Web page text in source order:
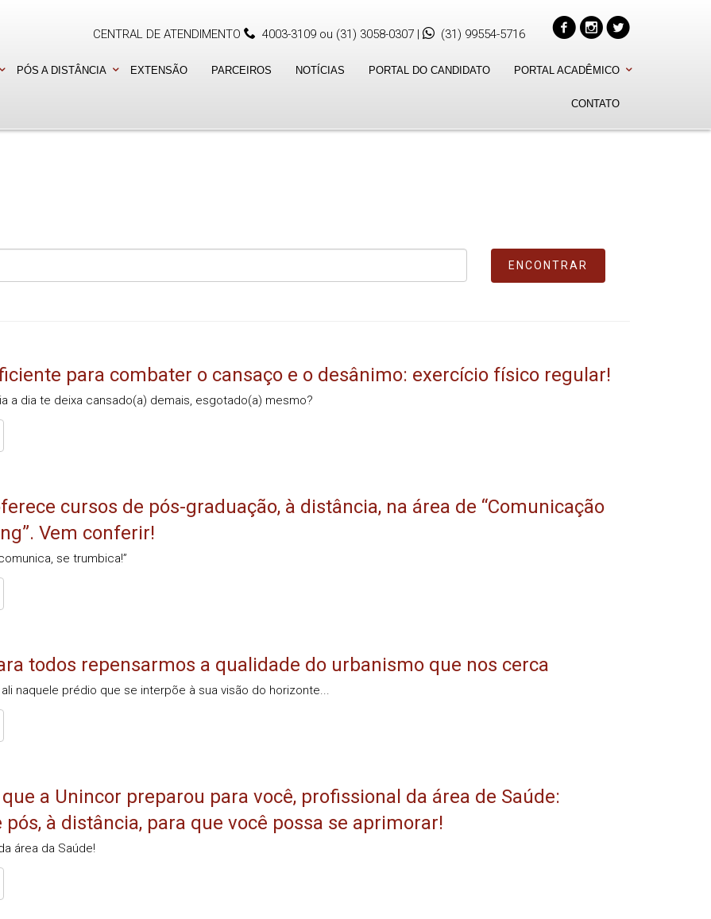
CENTRAL DE ATENDIMENTO 4003-3109 ou (31) 3058-0307 | (31) 99554-5716
PÓS A DISTÂNCIA EXTENSÃO PARCEIROS NOTÍCIAS PORTAL DO CANDIDATO PORTAL ACADÊMICO
CONTATO
ENCONTRAR
para combater o cansaço e o desânimo: exercício físico regular!
a dia te deixa cansado(a) demais, esgotado(a) mesmo?
cursos de pós-graduação, à distância, na área de “Comunicação
Vem conferir!
se trumbica!”
todos repensarmos a qualidade do urbanismo que nos cerca
naquele prédio que se interpõe à sua visão do horizonte...
que a Unincor preparou para você, profissional da área de Saúde:
pós, à distância, para que você possa se aprimorar!
área da Saúde!